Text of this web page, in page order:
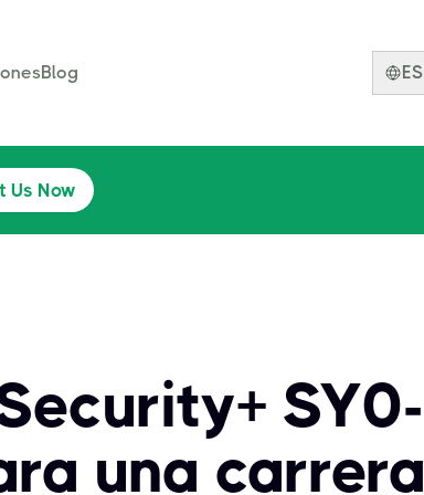
Blog ES
Us Now
SY0-
una carrera